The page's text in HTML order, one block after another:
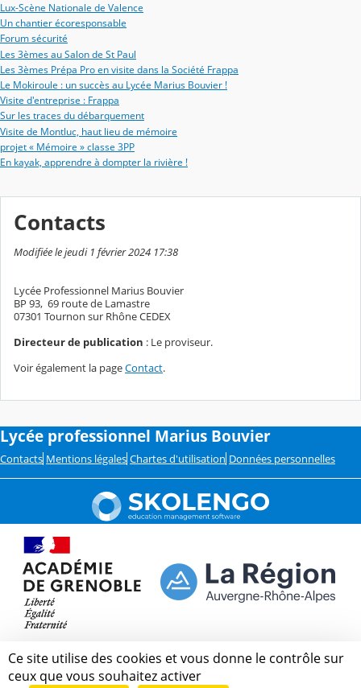
Lux-Scène Nationale de Valence
Un chantier écoresponsable
Forum sécurité
Les 3èmes au Salon de St Paul
Les 3èmes Prépa Pro en visite dans la Société Frappa
Le Mokiroule : un succès au Lycée Marius Bouvier !
Visite d'entreprise : Frappa
Sur les traces du débarquement
Visite de Montluc, haut lieu de mémoire
projet « Mémoire » classe 3PP
En kayak, apprendre à dompter la rivière !
Contacts
Modifiée le jeudi 1 février 2024 17:38
Lycée Professionnel Marius Bouvier
BP 93, 69 route de Lamastre
07301 Tournon sur Rhône CEDEX
Directeur de publication : Le proviseur.
Voir également la pageContact.
Lycée professionnel Marius Bouvier
Contacts Mentions légales Chartes d'utilisation Données personnelles
Ce site utilise des cookies et vous donne le contrôle sur
ceux que vous souhaitez activer